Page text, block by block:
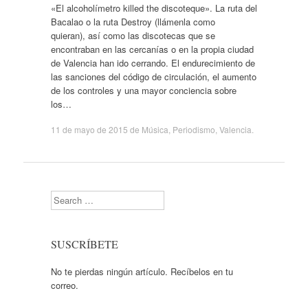
«El alcoholímetro killed the discoteque». La ruta del
Bacalao o la ruta Destroy (llámenla como
quieran), así como las discotecas que se
encontraban en las cercanías o en la propia ciudad
de Valencia han ido cerrando. El endurecimiento de
las sanciones del código de circulación, el aumento
de los controles y una mayor conciencia sobre
los…
11 de mayo de 2015 de Música Periodismo Valencia
Search
SUSCRÍBETE
No te pierdas ningún artículo. Recíbelos en tu
correo.